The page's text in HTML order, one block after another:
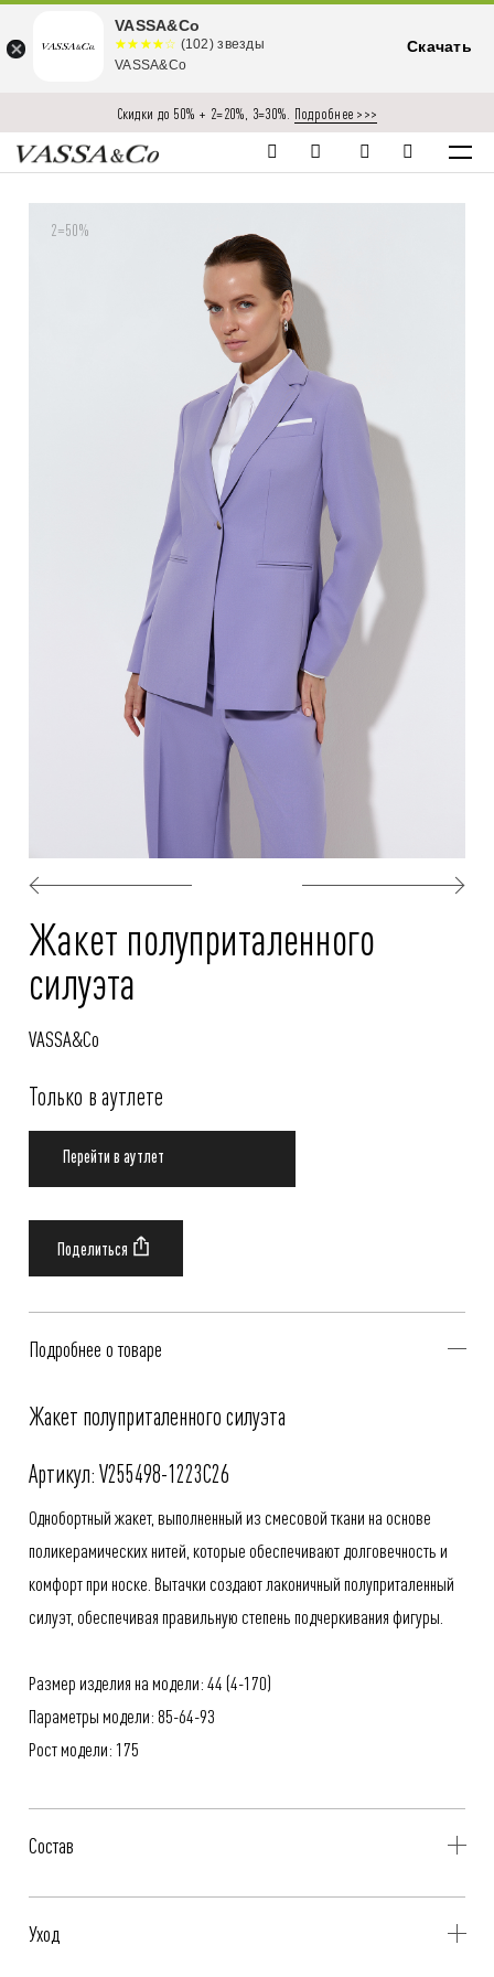
Скидки до 50% + 2=20%, 3=30%. Подробнее >>>
2=50%
Жакет полуприталенного
силуэта
VASSA&Co
Только в аутлете
Перейти в аутлет
Подробнее о товаре
Жакет полуприталенного силуэта
Артикул: V255498-1223C26
Однобортный жакет, выполненный из смесовой ткани на основе
поликерамических нитей, которые обеспечивают долговечность и
комфорт при носке. Вытачки создают лаконичный полуприталенный
силуэт, обеспечивая правильную степень подчеркивания фигуры.
Размер изделия на модели: 44 (4-170)
Параметры модели: 85-64-93
Рост модели: 175
Состав
Уход
VASSA&Co
☆☆☆☆☆
★★★★
★
(102) звезды
VASSA&Co
Скачать